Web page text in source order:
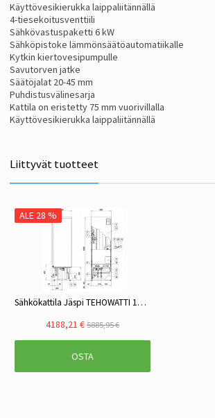
Käyttövesikierukka laippaliitännällä
4-tiesekoitusventtiili
Sähkövastuspaketti 6 kW
Sähköpistoke lämmönsäätöautomatiikalle
Kytkin kiertovesipumpulle
Savutorven jatke
Säätöjalat 20-45 mm
Puhdistusvälinesarja
Kattila on eristetty 75 mm vuorivillalla
Käyttövesikierukka laippaliitännällä
Liittyvät tuotteet
ALE 28 %
Sähkökattila Jäspi TEHOWATTI 13 kW
4188,21 € 5885,95 €
OSTA